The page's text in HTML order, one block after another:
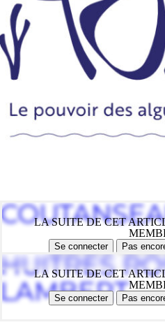
LA SUITE DE CET
Se connecter Pas
LA SUITE DE CET
Se connecter Pas
HUITRES
LAMBERT